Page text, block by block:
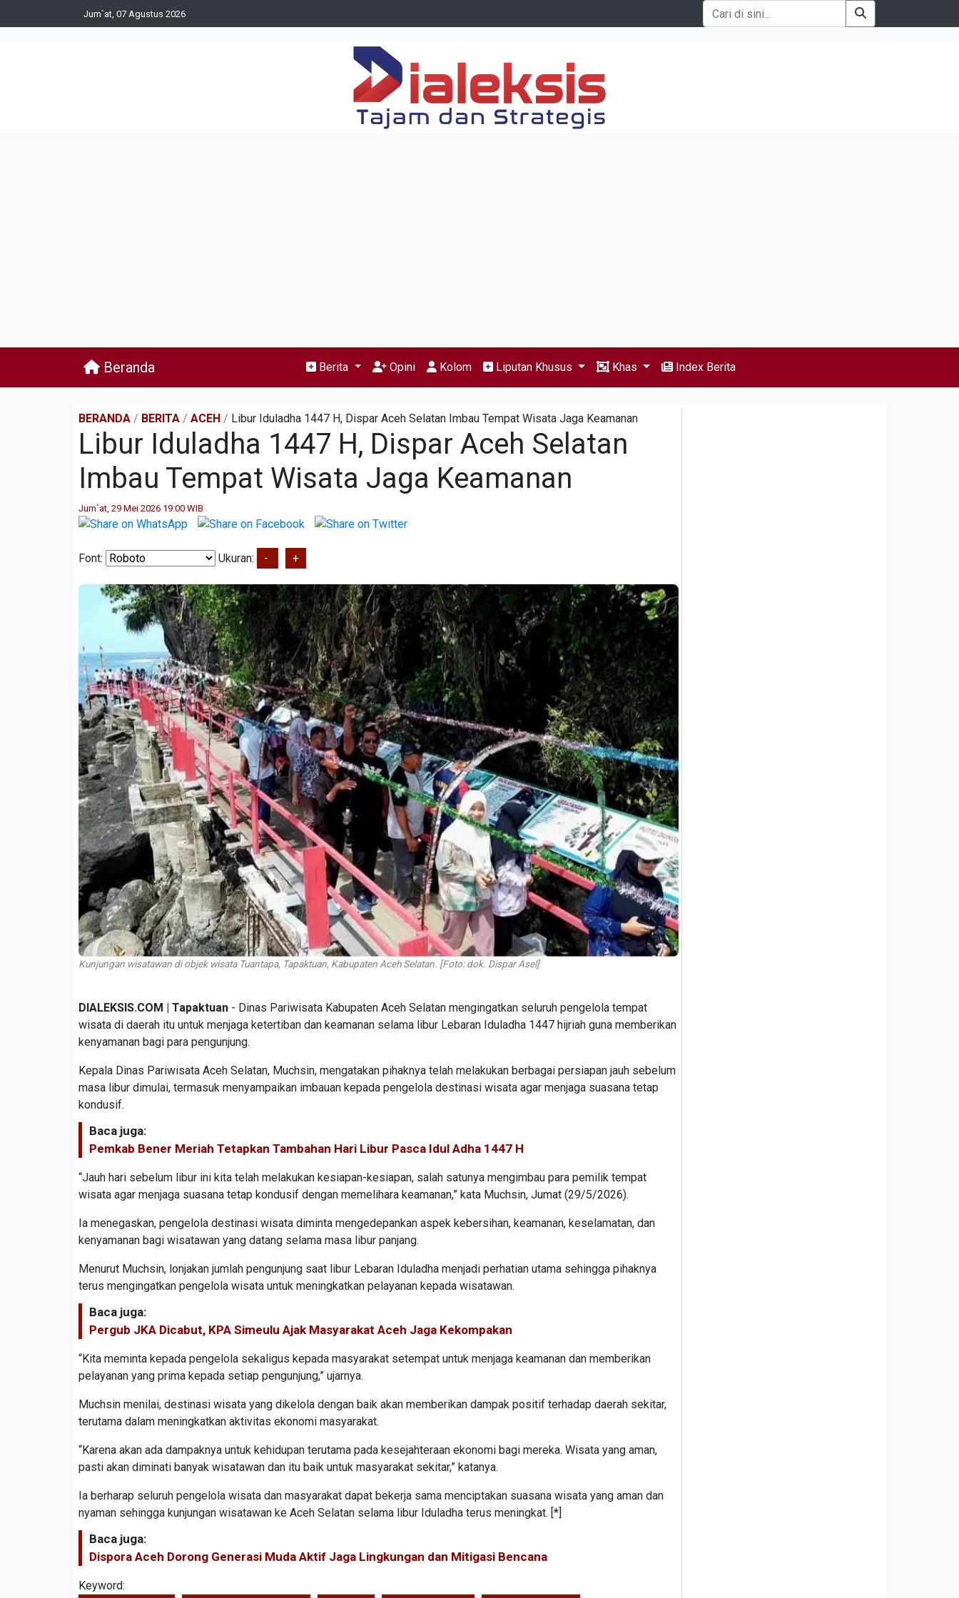
Jum`at, 07 Agustus 2026
Beranda Berita Opini Kolom Liputan Khusus Khas Index Berita
BERANDA / BERITA / ACEH / Libur Iduladha 1447 H, Dispar Aceh Selatan Imbau Tempat Wisata Jaga Keamanan
Libur Iduladha 1447 H, Dispar Aceh Selatan
Imbau Tempat Wisata Jaga Keamanan
Jum`at, 29 Mei 2026 19:00 WIB
Font: Ukuran: - +
Kunjungan wisatawan di objek wisata Tuantapa, Tapaktuan, Kabupaten Aceh Selatan. [Foto: dok. Dispar Asel]
DIALEKSIS.COM | Tapaktuan - Dinas Pariwisata Kabupaten Aceh Selatan mengingatkan seluruh pengelola tempat
wisata di daerah itu untuk menjaga ketertiban dan keamanan selama libur Lebaran Iduladha 1447 hijriah guna memberikan
kenyamanan bagi para pengunjung.
Kepala Dinas Pariwisata Aceh Selatan, Muchsin, mengatakan pihaknya telah melakukan berbagai persiapan jauh sebelum
masa libur dimulai, termasuk menyampaikan imbauan kepada pengelola destinasi wisata agar menjaga suasana tetap
kondusif.
Baca juga:
Pemkab Bener Meriah Tetapkan Tambahan Hari Libur Pasca Idul Adha 1447 H
“Jauh hari sebelum libur ini kita telah melakukan kesiapan-kesiapan, salah satunya mengimbau para pemilik tempat
wisata agar menjaga suasana tetap kondusif dengan memelihara keamanan,” kata Muchsin, Jumat (29/5/2026).
Ia menegaskan, pengelola destinasi wisata diminta mengedepankan aspek kebersihan, keamanan, keselamatan, dan
kenyamanan bagi wisatawan yang datang selama masa libur panjang.
Menurut Muchsin, lonjakan jumlah pengunjung saat libur Lebaran Iduladha menjadi perhatian utama sehingga pihaknya
terus mengingatkan pengelola wisata untuk meningkatkan pelayanan kepada wisatawan.
Baca juga:
Pergub JKA Dicabut, KPA Simeulu Ajak Masyarakat Aceh Jaga Kekompakan
“Kita meminta kepada pengelola sekaligus kepada masyarakat setempat untuk menjaga keamanan dan memberikan
pelayanan yang prima kepada setiap pengunjung,” ujarnya.
Muchsin menilai, destinasi wisata yang dikelola dengan baik akan memberikan dampak positif terhadap daerah sekitar,
terutama dalam meningkatkan aktivitas ekonomi masyarakat.
“Karena akan ada dampaknya untuk kehidupan terutama pada kesejahteraan ekonomi bagi mereka. Wisata yang aman,
pasti akan diminati banyak wisatawan dan itu baik untuk masyarakat sekitar,” katanya.
Ia berharap seluruh pengelola wisata dan masyarakat dapat bekerja sama menciptakan suasana wisata yang aman dan
nyaman sehingga kunjungan wisatawan ke Aceh Selatan selama libur Iduladha terus meningkat. [*]
Baca juga:
Dispora Aceh Dorong Generasi Muda Aktif Jaga Lingkungan dan Mitigasi Bencana
Keyword: